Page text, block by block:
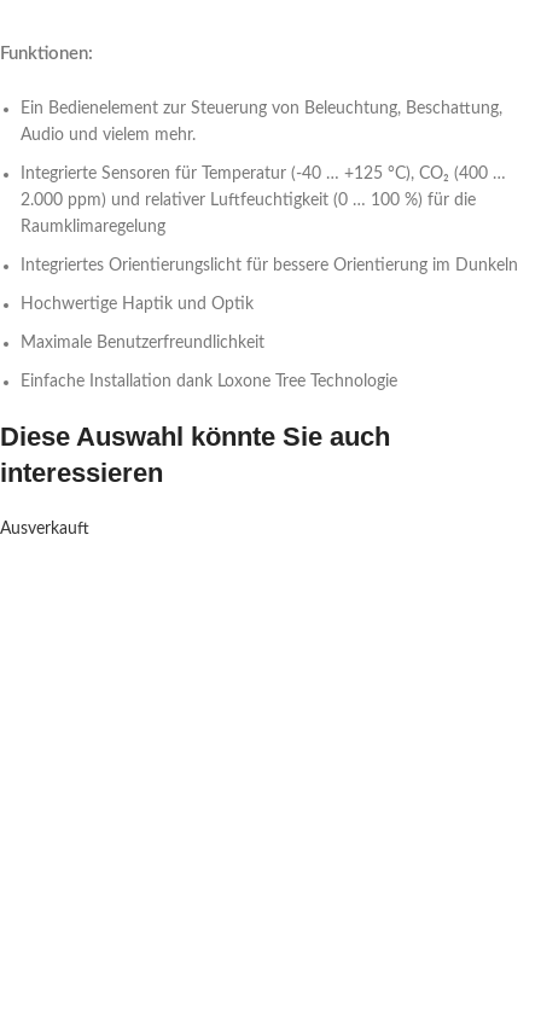
Funktionen:
Ein Bedienelement zur Steuerung von Beleuchtung, Beschattung,
Audio und vielem mehr.
Integrierte Sensoren für Temperatur (-40 … +125 °C), CO₂ (400 …
2.000 ppm) und relativer Luftfeuchtigkeit (0 … 100 %) für die
Raumklimaregelung
Integriertes Orientierungslicht für bessere Orientierung im Dunkeln
Hochwertige Haptik und Optik
Maximale Benutzerfreundlichkeit
Einfache Installation dank Loxone Tree Technologie
Diese Auswahl könnte Sie auch
interessieren
Ausverkauft